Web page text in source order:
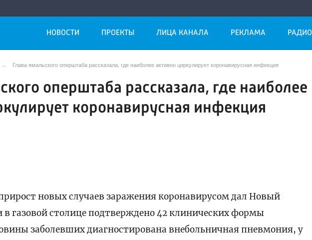
НОВОСТИ ПРОЕКТЫ ЛИЦА КАНАЛА РЕКЛАМА РАДИО
Глава ямальского оперштаба рассказала, где наиболее активно циркулирует коронавирусная инфекция
оперштаба рассказала, где наиболее
коронавирусная инфекция
новых случаев заражения коронавирусом дал Новый
в газовой столице подтверждено 42 клинических формы
заболевших диагностирована внебольничная пневмония, у